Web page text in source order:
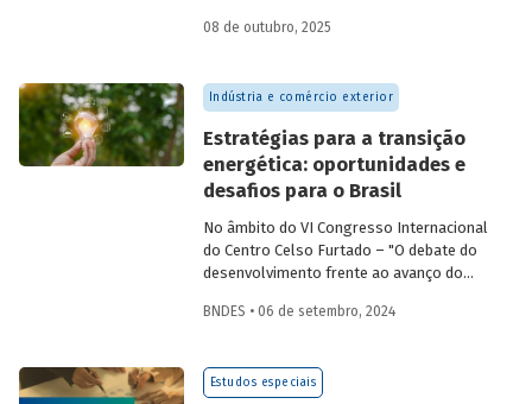
urbanos (RSU) e exportação.
08 de outubro, 2025
Indústria e comércio exterior
Estratégias para a transição
energética: oportunidades e
desafios para o Brasil
No âmbito do VI Congresso Internacional
do Centro Celso Furtado – "O debate do
desenvolvimento frente ao avanço do
professor André Tosi Furtado, doutor pela
Sorbonne) e professor titular da Unicamp,
sobre estratégias nacionais de transição
BNDES • 06 de setembro, 2024
Estudos especiais